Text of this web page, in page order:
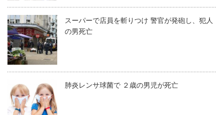
スーパーで店員を斬りつけ 警官が発砲し、犯人
の男死亡
肺炎レンサ球菌で ２歳の男児が死亡